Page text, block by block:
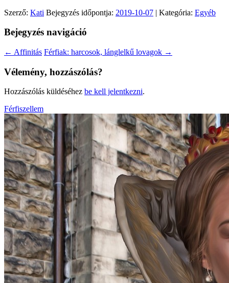
Szerző: Kati Bejegyzés időpontja: 2019-10-07 | Kategória: Egyéb
Bejegyzés navigáció
← Affinitás Férfiak: harcosok, lánglelkű lovagok →
Vélemény, hozzászólás?
Hozzászólás küldéséhez be kell jelentkezni.
Férfiszellem